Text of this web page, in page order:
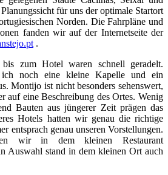
für uns der optimale Startort
Norden. Die Fahrpläne und
fanden wir auf der Internetseite der
.
zum Hotel waren schnell geradelt.
ich noch eine kleine Kapelle und ein
Montijo ist nicht besonders sehenswert,
auf eine Beschreibung des Ortes. Wenig
Bauten aus jüngerer Zeit prägen das
Hotels hatten wir genau die richtige
entsprach genau unseren Vorstellungen.
wir in dem kleinen Restaurant
Auswahl stand in dem kleinen Ort auch